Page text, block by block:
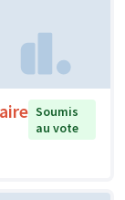
Soumis
au vote